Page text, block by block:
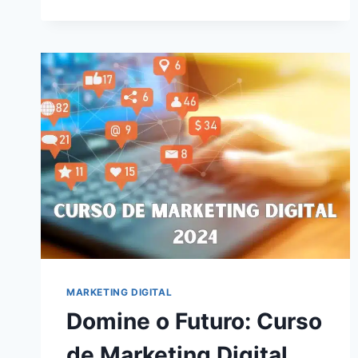
COMO
ALCANÇAR
A
INDEPENDÊNCIA
FINANCEIRA
ONLINE
MARKETING DIGITAL
Domine o Futuro: Curso